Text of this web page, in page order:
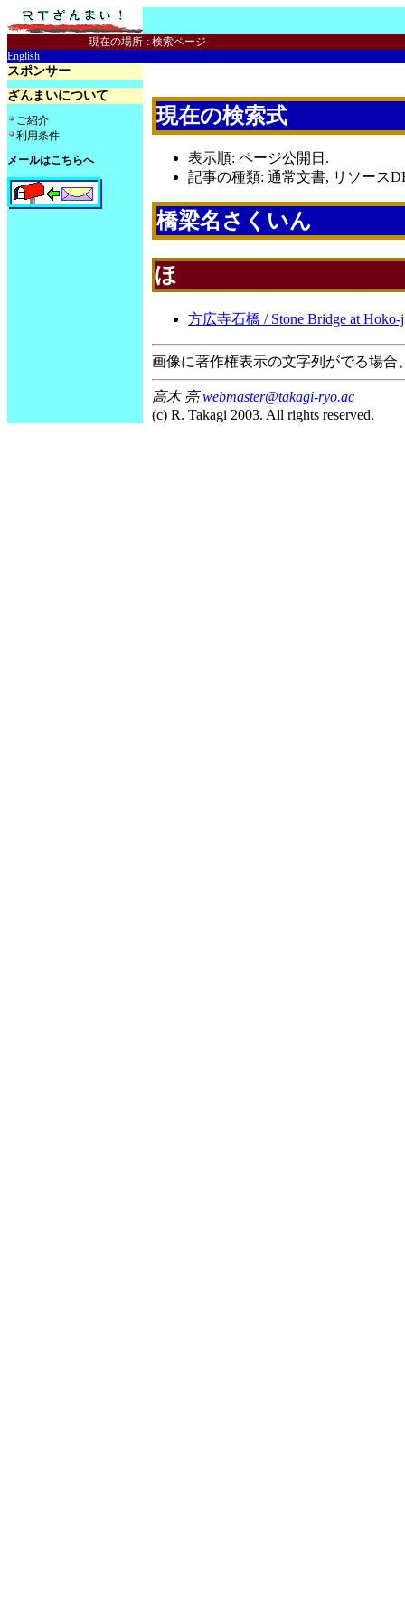
現在の場所 : 検索ページ
English
スポンサー
ざんまいについて
ご紹介
利用条件
メールはこちらへ
現在の検索式
表示順: ページ公開日.
記事の種類: 通常文書, リソース
橋梁名さくいん
ほ
方広寺石橋 / Stone Bridge at Hoko-
画像に著作権表示の文字列がでる場合
高木 亮webmaster@takagi-ryo.ac
(c) R. Takagi 2003. All rights reserved.